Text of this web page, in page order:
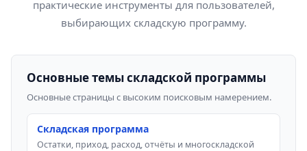
практические инструменты для пользователей,
выбирающих складскую программу.
Основные темы складской программы
Основные страницы с высоким поисковым намерением.
Складская программа
Остатки, приход, расход, отчёты и многоскладской